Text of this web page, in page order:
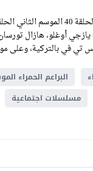
يازجي أوغلو، هازال
البراعم الحمراء
مسلسلات اجتماعية